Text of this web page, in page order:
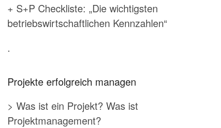
+ S+P Checkliste: „Die wichtigsten
betriebswirtschaftlichen Kennzahlen“
.
Projekte erfolgreich managen
> Was ist ein Projekt? Was ist
Projektmanagement?